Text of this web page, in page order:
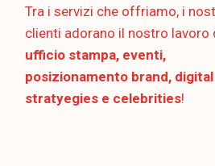
Tra i servizi che offriamo, i
clienti adorano il nostro lavoro
ufficio stampa, eventi,
posizionamento brand, digital
stratyegies e celebrities!